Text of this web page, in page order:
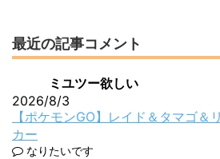
最近の記事コメント
ミユツー欲しい
2026/8/3
【ポケモンGO】レイド＆タマゴ＆
カー
なりたいです